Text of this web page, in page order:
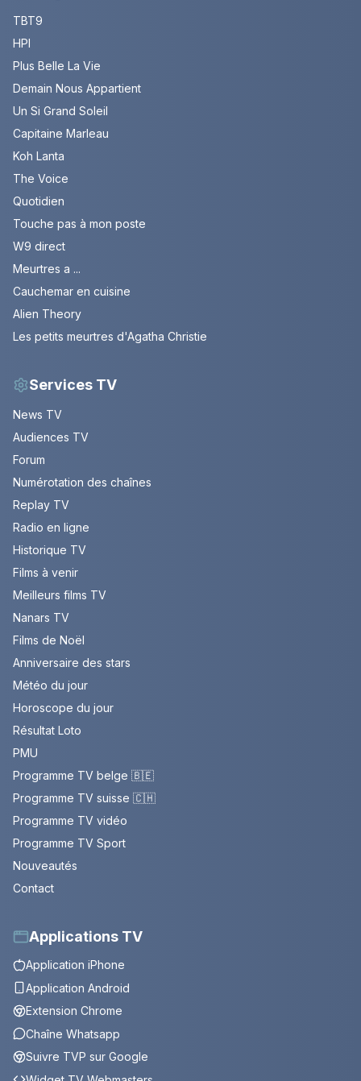
TBT9
HPI
Plus Belle La Vie
Demain Nous Appartient
Un Si Grand Soleil
Capitaine Marleau
Koh Lanta
The Voice
Quotidien
Touche pas à mon poste
W9 direct
Meurtres a ...
Cauchemar en cuisine
Alien Theory
Les petits meurtres d'Agatha Christie
Services TV
News TV
Audiences TV
Forum
Numérotation des chaînes
Replay TV
Radio en ligne
Historique TV
Films à venir
Meilleurs films TV
Nanars TV
Films de Noël
Anniversaire des stars
Météo du jour
Horoscope du jour
Résultat Loto
PMU
Programme TV belge 🇧🇪
Programme TV suisse 🇨🇭
Programme TV vidéo
Programme TV Sport
Nouveautés
Contact
Applications TV
Application iPhone
Application Android
Extension Chrome
Chaîne Whatsapp
Suivre TVP sur Google